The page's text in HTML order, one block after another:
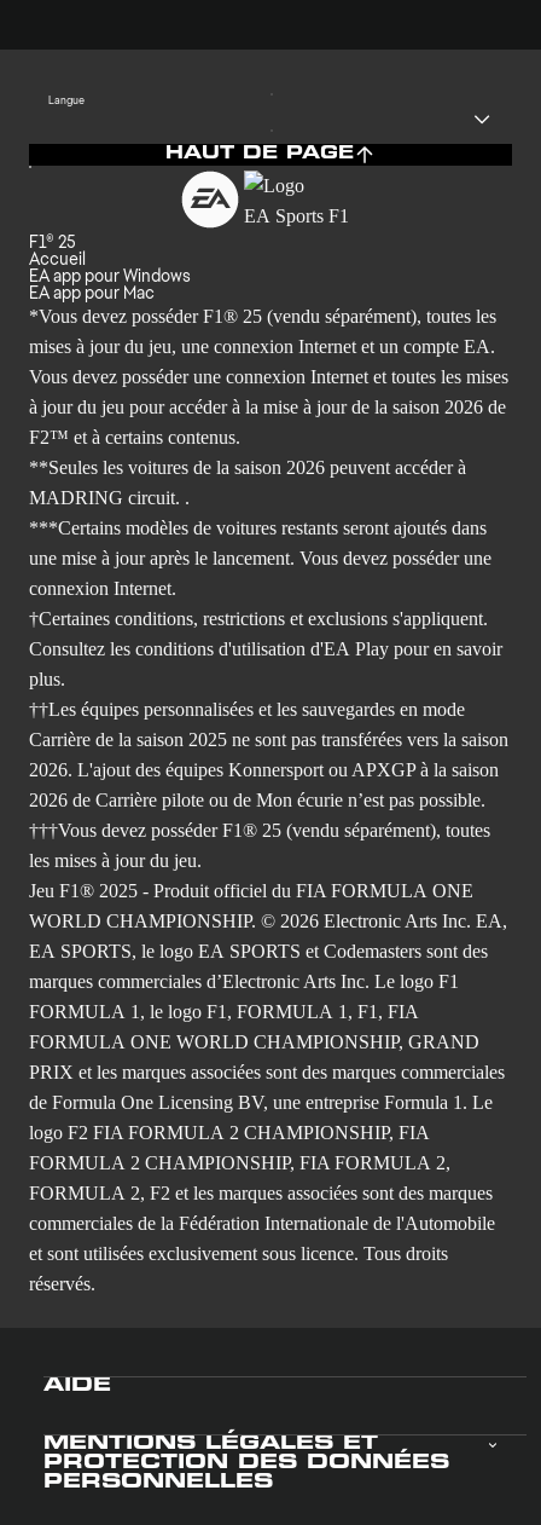
Langue
HAUT DE PAGE
F1® 25
Accueil
EA app pour Windows
EA app pour Mac
*Vous devez posséder F1® 25 (vendu séparément), toutes les
mises à jour du jeu, une connexion Internet et un compte EA.
Vous devez posséder une connexion Internet et toutes les mises
à jour du jeu pour accéder à la mise à jour de la saison 2026 de
F2™ et à certains contenus.
**Seules les voitures de la saison 2026 peuvent accéder à
MADRING circuit. .
***Certains modèles de voitures restants seront ajoutés dans
une mise à jour après le lancement. Vous devez posséder une
connexion Internet.
†Certaines conditions, restrictions et exclusions s'appliquent.
Consultez les conditions d'utilisation d'EA Play pour en savoir
plus.
††Les équipes personnalisées et les sauvegardes en mode
Carrière de la saison 2025 ne sont pas transférées vers la saison
2026. L'ajout des équipes Konnersport ou APXGP à la saison
2026 de Carrière pilote ou de Mon écurie n’est pas possible.
†††Vous devez posséder F1® 25 (vendu séparément), toutes
les mises à jour du jeu.
Jeu F1® 2025 - Produit officiel du FIA FORMULA ONE
WORLD CHAMPIONSHIP. © 2026 Electronic Arts Inc. EA,
EA SPORTS, le logo EA SPORTS et Codemasters sont des
marques commerciales d’Electronic Arts Inc. Le logo F1
FORMULA 1, le logo F1, FORMULA 1, F1, FIA
FORMULA ONE WORLD CHAMPIONSHIP, GRAND
PRIX et les marques associées sont des marques commerciales
de Formula One Licensing BV, une entreprise Formula 1. Le
logo F2 FIA FORMULA 2 CHAMPIONSHIP, FIA
FORMULA 2 CHAMPIONSHIP, FIA FORMULA 2,
FORMULA 2, F2 et les marques associées sont des marques
commerciales de la Fédération Internationale de l'Automobile
et sont utilisées exclusivement sous licence. Tous droits
réservés.
AIDE
MENTIONS LÉGALES ET
PROTECTION DES DONNÉES
PERSONNELLES